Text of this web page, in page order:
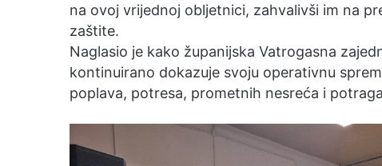
na ovoj vrijednoj obljetnici, zahvalivši im na
zaštite.
Naglasio je kako županijska Vatrogasna
kontinuirano dokazuje svoju operativnu
poplava, potresa, prometnih nesreća i